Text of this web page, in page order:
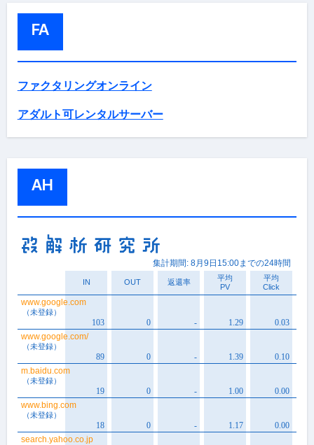
FA
ファクタリングオンライン
アダルト可レンタルサーバー
AH